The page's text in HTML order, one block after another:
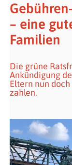
­­­– eine
Familien
Die grüne
Ankündigung
Eltern nun
zahlen.